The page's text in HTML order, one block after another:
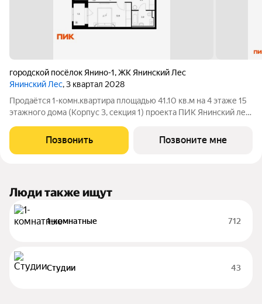
городской посёлок Янино-1,ЖК Янинский Лес
Янинский Лес, 3 квартал 2028
Продаётся 1-комн.квартира площадью 41.10 кв.м на 4 этаже 15
этажного дома (Корпус 3, секция 1) проекта ПИК Янинский лес.
функциональная планировка, большие окна, с отделкой. Жилой
квартал «Янинский лес»
Позвонить Позвоните мне
Люди также ищут
1-комнатные 712
Студии 43